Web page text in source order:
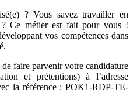
? Vous savez travailler en
Ce métier est fait pour vous !
vos compétences dans
faire parvenir votre candidature
et prétentions) à l’adresse
la référence : POK1-RDP-TE-